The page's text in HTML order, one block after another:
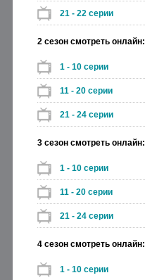
21 - 22 серии
2 сезон смотреть онлайн:
1 - 10 серии
11 - 20 серии
21 - 24 серии
3 сезон смотреть онлайн:
1 - 10 серии
11 - 20 серии
21 - 24 серии
4 сезон смотреть онлайн:
1 - 10 серии